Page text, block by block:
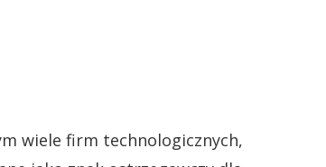
wiele firm technologicznych,